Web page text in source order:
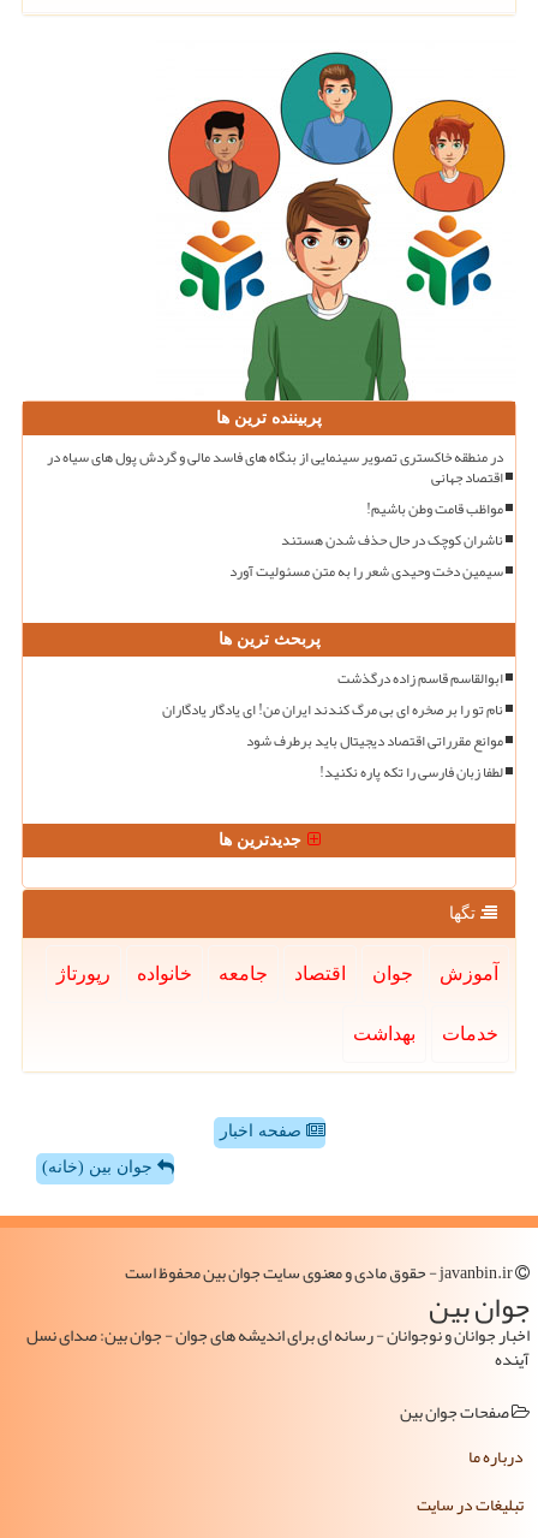
پربیننده ترین ها
در منطقه خاکستری تصویر سینمایی از بنگاه های فاسد مالی و گردش پول های سیاه در
اقتصاد جهانی
مواظب قامت وطن باشیم!
ناشران کوچک در حال حذف شدن هستند
سیمین دخت وحیدی شعر را به متن مسئولیت آورد
پربحث ترین ها
ابوالقاسم قاسم زاده درگذشت
نام تو را بر صخره ای بی مرگ کندند ایران من! ای یادگار یادگاران
موانع مقرراتی اقتصاد دیجیتال باید برطرف شود
لطفا زبان فارسی را تکه پاره نکنید!
جدیدترین ها
تگها
آموزش جوان اقتصاد جامعه خانواده رپورتاژ
خدمات بهداشت
صفحه اخبار
جوان بین (خانه)
جوان بین
اخبار جوانان و نوجوانان - رسانه ای برای اندیشه های جوان - جوان بین: صدای نسل
آینده
صفحات جوان بین
درباره ما
تبلیغات در سایت